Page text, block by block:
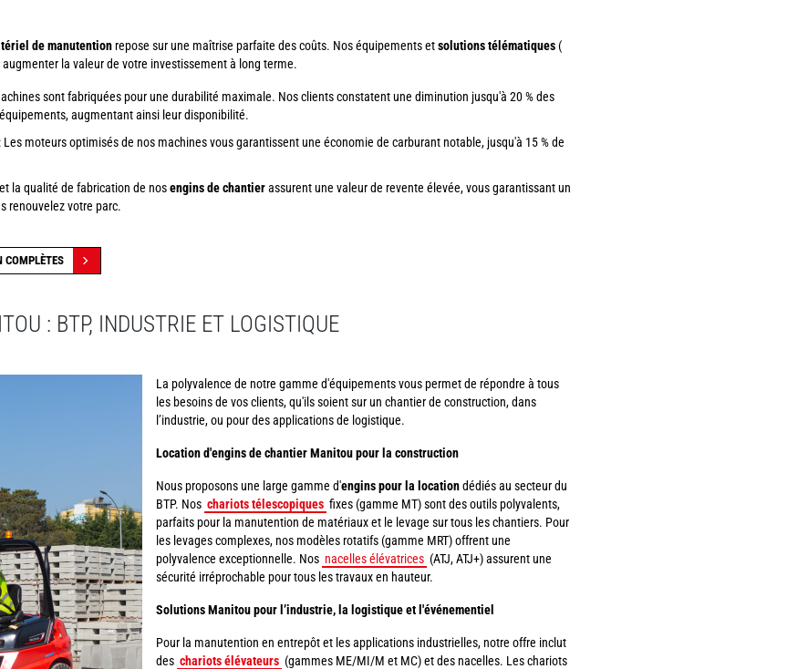
de manutentionrepose sur une maîtrise parfaite des coûts. Nos équipements etsolutions télématiques(
la valeur de votre investissement à long terme.
sont fabriquées pour une durabilité maximale. Nos clients constatent une diminution jusqu'à 20 % des
augmentant ainsi leur disponibilité.
moteurs optimisés de nos machines vous garantissent une économie de carburant notable, jusqu'à 15 % de
la qualité de fabrication de nosengins de chantierassurent une valeur de revente élevée, vous garantissant un
renouvelez votre parc.
COMPLÈTES
: BTP, INDUSTRIE ET LOGISTIQUE
La polyvalence de notre gamme d'équipements vous permet de répondre à tous
les besoins de vos clients, qu'ils soient sur un chantier de construction, dans
l’industrie, ou pour des applications de logistique.
Location d'engins de chantier Manitou pour la construction
Nous proposons une large gamme d'engins pour la locationdédiés au secteur du
BTP. Nos chariots télescopiques fixes (gamme MT) sont des outils polyvalents,
parfaits pour la manutention de matériaux et le levage sur tous les chantiers. Pour
les levages complexes, nos modèles rotatifs (gamme MRT) offrent une
polyvalence exceptionnelle. Nos nacelles élévatrices (ATJ, ATJ+) assurent une
sécurité irréprochable pour tous les travaux en hauteur.
Solutions Manitou pour l’industrie, la logistique et l'événementiel
Pour la manutention en entrepôt et les applications industrielles, notre offre inclut
des chariots élévateurs (gammes ME/MI/M et MC) et des nacelles. Les chariots